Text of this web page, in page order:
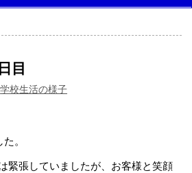
目
学校生活の様子
。
緊張していましたが、お客様と笑顔